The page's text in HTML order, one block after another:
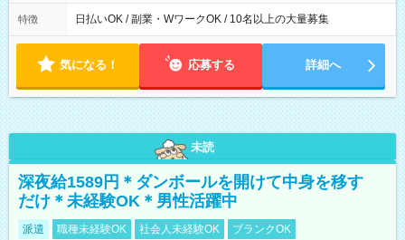
特徴 日払いOK / 副業・WワークOK / 10名以上の大量募集
気になる！ 応募する 詳細へ
未読
深夜給1589円＊ダンボールを開けて中身を移す
だけ＊未経験OK＊男性活躍中
派遣 職種未経験OK 社会人未経験OK ブランクOK